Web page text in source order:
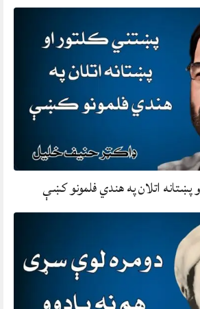
پښتانه اتلان په هندي فلمونو کښې